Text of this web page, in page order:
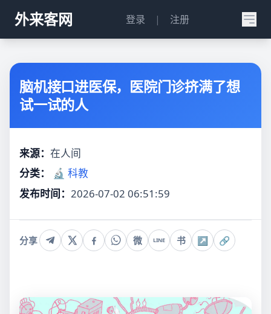
外来客网 登录 | 注册
脑机接口进医保，医院门诊挤满了想
试一试的人
来源： 在人间
分类：
🔬 科教
发布时间： 2026-07-02 06:51:59
分享 微 LINE 书 ↗ 🔗